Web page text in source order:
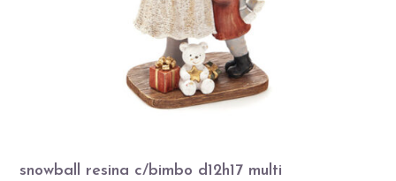
snowball resina c/bimbo d12h17 multi